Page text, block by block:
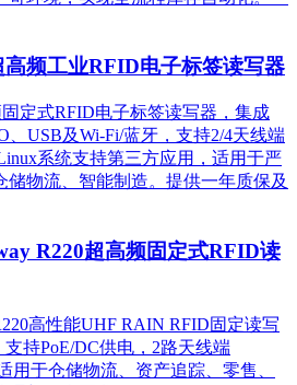
频工业RFID电子标签读写器
固定式RFID电子标签读写器，集成
、USB及Wi-Fi/蓝牙，支持2/4天线端
系统支持第三方应用，适用于严
储物流、智能制造。提供一年质保及
R220超高频固定式RFID读
高性能UHF RAIN RFID固定读写
持PoE/DC供电，2路天线端
用于仓储物流、资产追踪、零售、